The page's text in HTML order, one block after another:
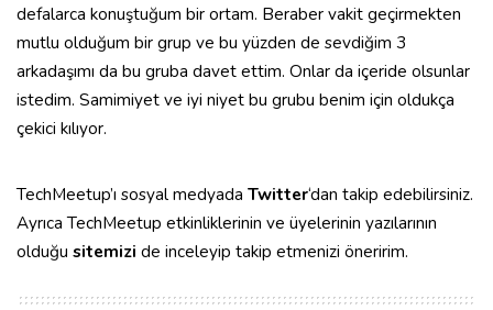
defalarca konuştuğum bir ortam. Beraber vakit geçirmekten
mutlu olduğum bir grup ve bu yüzden de sevdiğim 3
arkadaşımı da bu gruba davet ettim. Onlar da içeride olsunlar
istedim. Samimiyet ve iyi niyet bu grubu benim için oldukça
çekici kılıyor.
TechMeetup’ı sosyal medyada Twitter‘dan takip edebilirsiniz.
Ayrıca TechMeetup etkinliklerinin ve üyelerinin yazılarının
olduğu sitemizi de inceleyip takip etmenizi öneririm.